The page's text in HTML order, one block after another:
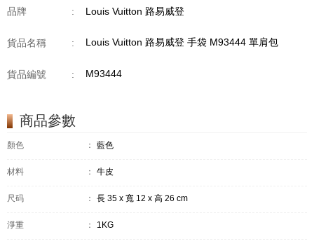
品牌 : Louis Vuitton 路易威登
貨品名稱 : Louis Vuitton 路易威登 手袋 M93444 單肩包
貨品編號 : M93444
商品參數
顏色 ： 藍色
材料 ： 牛皮
尺码 ： 長 35 x 寬 12 x 高 26 cm
淨重 ： 1KG